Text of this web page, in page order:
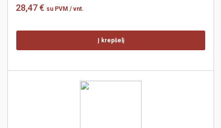
28,47 € su PVM / vnt.
Į krepšelį